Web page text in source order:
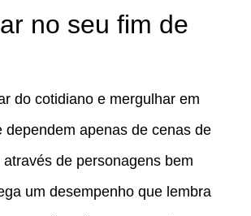
no seu fim de
do cotidiano e mergulhar em
apenas de cenas de
de personagens bem
um desempenho que lembra